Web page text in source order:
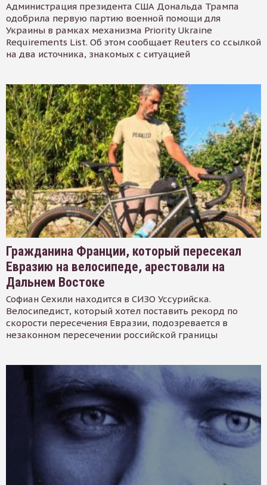
Администрация президента США Дональда Трампа
одобрила первую партию военной помощи для
Украины в рамках механизма Priority Ukraine
Requirements List. Об этом сообщает Reuters со ссылкой
на два источника, знакомых с ситуацией
Гражданина Франции, который пересекал
Евразию на велосипеде, арестовали на
Дальнем Востоке
Софиан Сехили находится в СИЗО Уссурийска.
Велосипедист, который хотел поставить рекорд по
скорости пересечения Евразии, подозревается в
незаконном пересечении российской границы